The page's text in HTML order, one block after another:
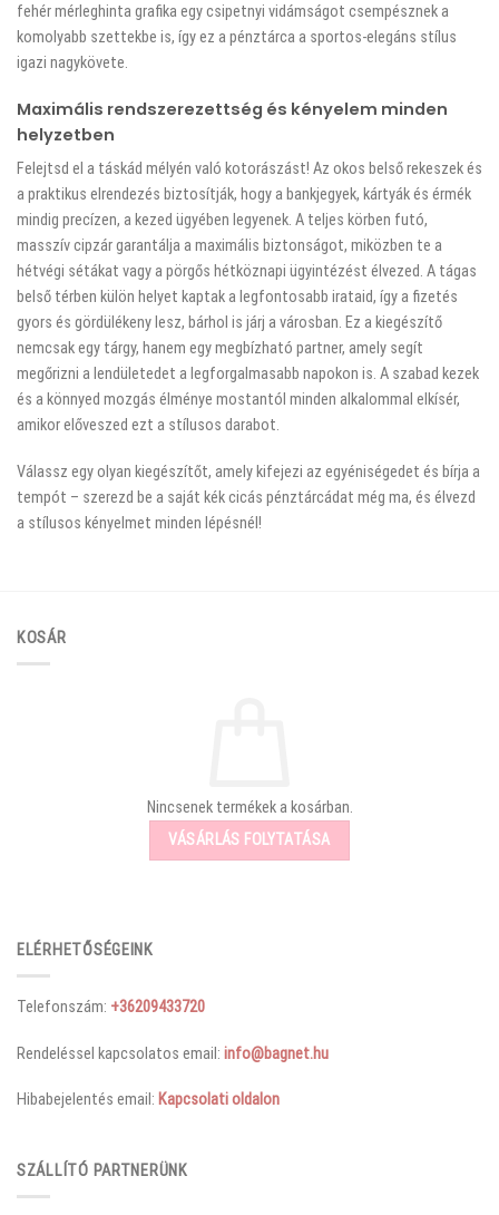
fehér mérleghinta grafika egy csipetnyi vidámságot csempésznek a
komolyabb szettekbe is, így ez a pénztárca a sportos-elegáns stílus
igazi nagykövete.
Maximális rendszerezettség és kényelem minden
helyzetben
Felejtsd el a táskád mélyén való kotorászást! Az okos belső rekeszek és
a praktikus elrendezés biztosítják, hogy a bankjegyek, kártyák és érmék
mindig precízen, a kezed ügyében legyenek. A teljes körben futó,
masszív cipzár garantálja a maximális biztonságot, miközben te a
hétvégi sétákat vagy a pörgős hétköznapi ügyintézést élvezed. A tágas
belső térben külön helyet kaptak a legfontosabb irataid, így a fizetés
gyors és gördülékeny lesz, bárhol is járj a városban. Ez a kiegészítő
nemcsak egy tárgy, hanem egy megbízható partner, amely segít
megőrizni a lendületedet a legforgalmasabb napokon is. A szabad kezek
és a könnyed mozgás élménye mostantól minden alkalommal elkísér,
amikor előveszed ezt a stílusos darabot.
Válassz egy olyan kiegészítőt, amely kifejezi az egyéniségedet és bírja a
tempót – szerezd be a saját kék cicás pénztárcádat még ma, és élvezd
a stílusos kényelmet minden lépésnél!
KOSÁR
Nincsenek termékek a kosárban.
VÁSÁRLÁS FOLYTATÁSA
ELÉRHETŐSÉGEINK
Telefonszám: +36209433720
Rendeléssel kapcsolatos email: info@bagnet.hu
Hibabejelentés email: Kapcsolati oldalon
SZÁLLÍTÓ PARTNERÜNK